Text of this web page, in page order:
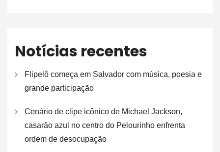
Notícias recentes
Flipelô começa em Salvador com música, poesia e
grande participação
Cenário de clipe icônico de Michael Jackson,
casarão azul no centro do Pelourinho enfrenta
ordem de desocupação